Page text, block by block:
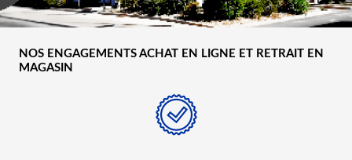
NOS ENGAGEMENTS ACHAT EN LIGNE ET RETRAIT EN
MAGASIN